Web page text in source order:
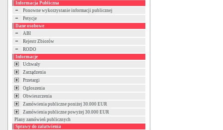
Informacja Publiczna
Ponowne wykorzystanie informacji publicznej
Petycje
Dane osobowe
ABI
Rejestr Zbiorów
RODO
Informacje
Uchwały
Zarządzenia
Przetargi
Ogłoszenia
Obwieszczenia
Zamówienia publiczne poniżej 30.000 EUR
Zamówienia publiczne powyżej 30.000 EUR
Plany zamówień publicznych
Sprawy do załatwienia